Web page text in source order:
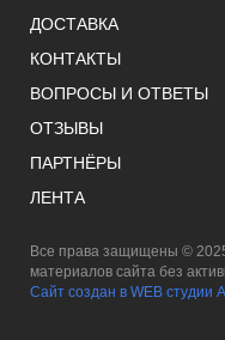
ДОСТАВКА
КОНТАКТЫ
ВОПРОСЫ И ОТВЕТЫ
ОТЗЫВЫ
ПАРТНЁРЫ
ЛЕНТА
Все права защищены ©
материалов сайта без
Сайт создан в WEB студии